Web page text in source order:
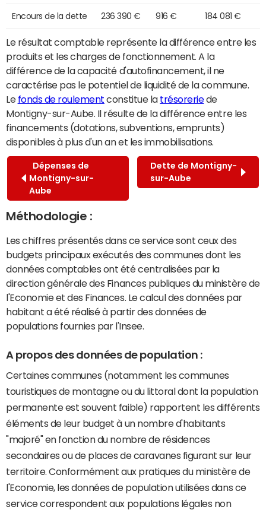
Encours de la dette 236 390 € 916 € 184 081 €
Le résultat comptable représente la différence entre les
produits et les charges de fonctionnement. A la
différence de la capacité d'autofinancement, il ne
caractérise pas le potentiel de liquidité de la commune.
Le fonds de roulement constitue la trésoreriede
Montigny-sur-Aube. Il résulte de la différence entre les
financements (dotations, subventions, emprunts)
disponibles à plus d'un an et les immobilisations.
Dépenses de
Montigny-sur-
Aube
Dette de Montigny-
sur-Aube
Méthodologie :
Les chiffres présentés dans ce service sont ceux des
budgets principaux exécutés des communes dont les
données comptables ont été centralisées par la
direction générale des Finances publiques du ministère de
l'Economie et des Finances. Le calcul des données par
habitant a été réalisé à partir des données de
populations fournies par l'Insee.
A propos des données de population :
Certaines communes (notamment les communes
touristiques de montagne ou du littoral dont la population
permanente est souvent faible) rapportent les différents
éléments de leur budget à un nombre d'habitants
"majoré" en fonction du nombre de résidences
secondaires ou de places de caravanes figurant sur leur
territoire. Conformément aux pratiques du ministère de
l'Economie, les données de population utilisées dans ce
service correspondent aux populations légales non